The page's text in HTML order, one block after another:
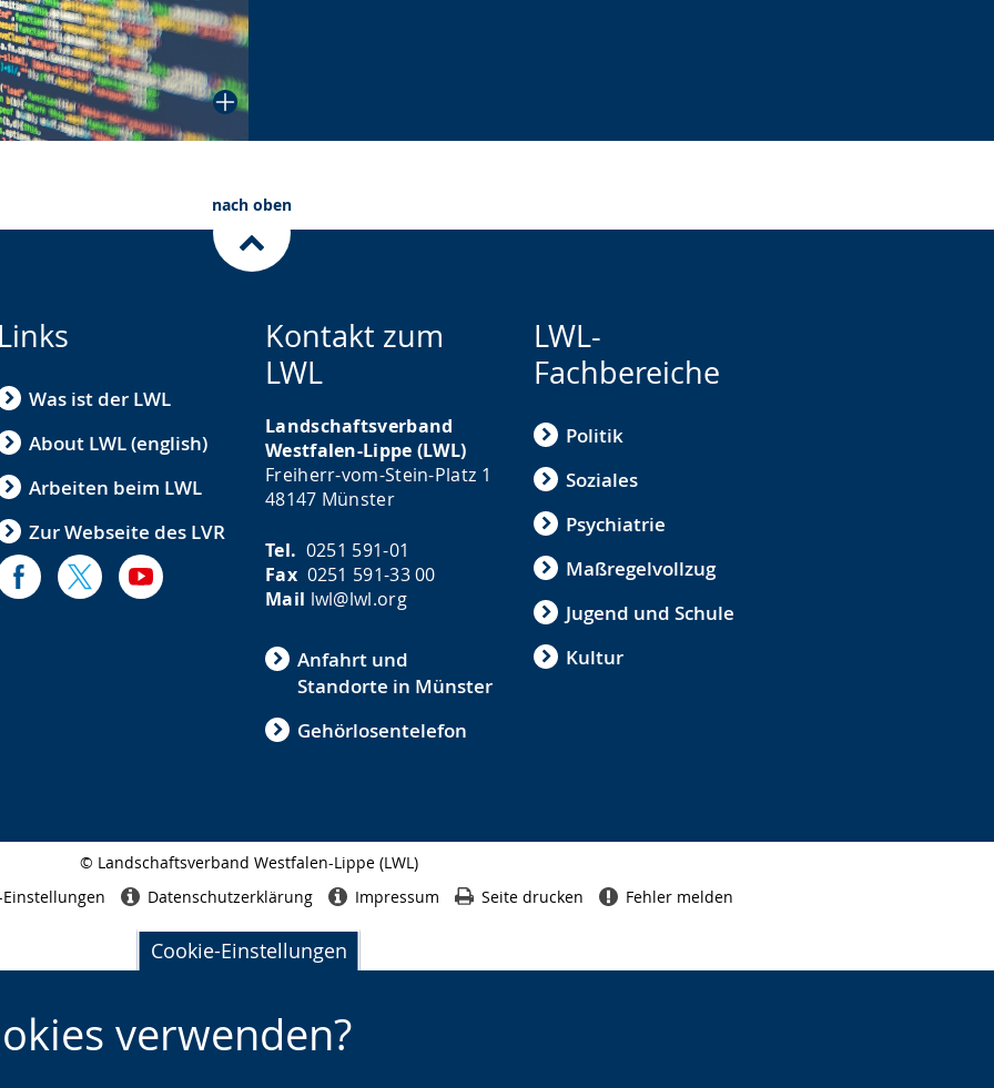
Cookie-Einstellungen
verwenden?
nach oben
Links
Was ist der LWL
About LWL (english)
Arbeiten beim LWL
Zur Webseite des LVR
Kontakt zum
LWL
Landschaftsverband
Westfalen-Lippe (LWL)
Freiherr-vom-Stein-Platz 1
48147 Münster
Tel. 0251 591-01
Fax 0251 591-33 00
Mail lwl@lwl.org
Anfahrt und
Standorte in Münster
Gehörlosentelefon
LWL-
Fachbereiche
Politik
Soziales
Psychiatrie
Maßregelvollzug
Jugend und Schule
Kultur
© Landschaftsverband Westfalen-Lippe (LWL)
Einstellungen Datenschutzerklärung Impressum Seite drucken Fehler melden